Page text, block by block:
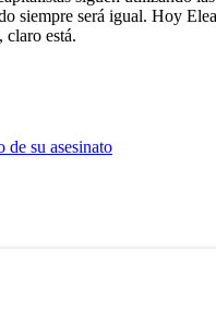
siempre será igual. Hoy
, claro está.
su asesinato